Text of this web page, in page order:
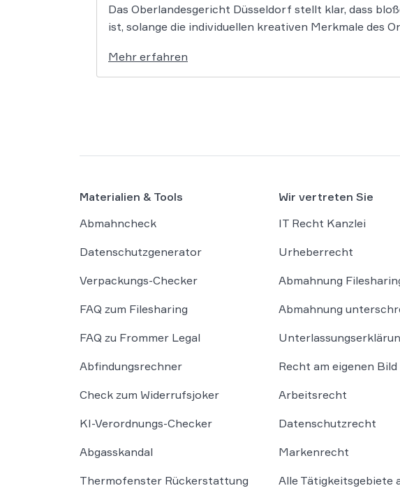
Das Oberlandesgericht Düsseldorf stellt klar, dass
ist, solange die individuellen kreativen Merkmale des
Mehr erfahren
Materialien & Tools
Abmahncheck
Datenschutzgenerator
Verpackungs-Checker
FAQ zum Filesharing
FAQ zu Frommer Legal
Abfindungsrechner
Check zum Widerrufsjoker
KI-Verordnungs-Checker
Abgasskandal
Thermofenster Rückerstattung
Wir vertreten Sie
IT Recht Kanzlei
Urheberrecht
Abmahnung
Abmahnung
Recht am eigenen Bild
Arbeitsrecht
Datenschutzrecht
Markenrecht
Alle Tätigkeitsgebiete